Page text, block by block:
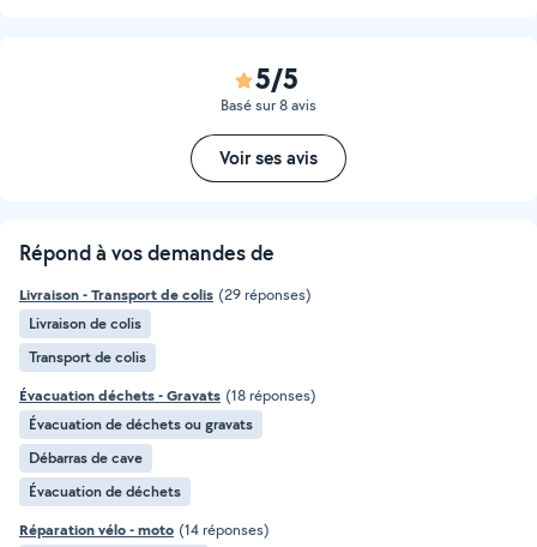
5/5
Basé sur 8 avis
Voir ses avis
Répond à vos demandes de
Livraison - Transport de colis (29 réponses)
Livraison de colis
Transport de colis
Évacuation déchets - Gravats (18 réponses)
Évacuation de déchets ou gravats
Débarras de cave
Évacuation de déchets
Réparation vélo - moto (14 réponses)